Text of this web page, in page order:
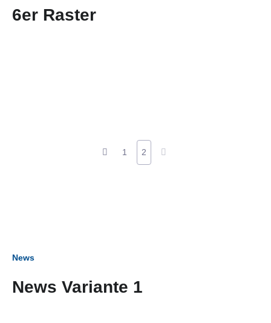
6er Raster
1 2
News
News Variante 1